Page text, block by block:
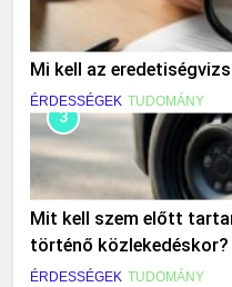
Mi kell az
ÉRDESSÉGEK TUDOMÁNY
3
Mit kell szem előtt
történő közlekedéskor?
ÉRDESSÉGEK TUDOMÁNY